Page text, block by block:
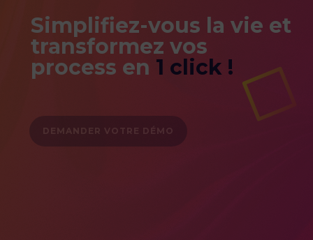
Simplifiez-vous la vie et
transformez vos
process en 1 click !
DEMANDER VOTRE DÉMO